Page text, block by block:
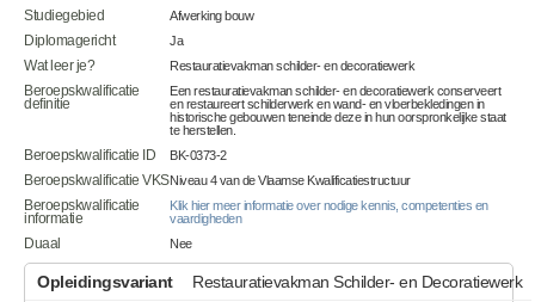
Studiegebied
Afwerking bouw
Diplomagericht
Ja
Wat leer je?
Restauratievakman schilder- en decoratiewerk
Beroepskwalificatie
definitie
Een restauratievakman schilder- en decoratiewerk conserveert
en restaureert schilderwerk en wand- en vloerbekledingen in
historische gebouwen teneinde deze in hun oorspronkelijke staat
te herstellen.
Beroepskwalificatie ID
BK-0373-2
Beroepskwalificatie VKSNiveau 4 van de Vlaamse Kwalificatiestructuur
Beroepskwalificatie
informatie
Klik hier meer informatie over nodige kennis, competenties en
vaardigheden
Duaal
Nee
Restauratievakman Schilder- en Decoratiewerk